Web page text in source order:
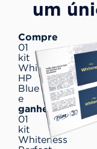
um
Compre
01
kit
Whiteness
HP
Blue
e
ganhe
01
kit
Whiteness